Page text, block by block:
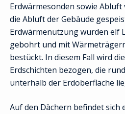
Erdwärmesonden sowie Abluft
die Abluft der Gebäude
Erdwärmenutzung wurden elf
gebohrt und mit
bestückt. In diesem Fall wird
Erdschichten bezogen, die
unterhalb der Erdoberfläche
Auf den Dächern befindet sich